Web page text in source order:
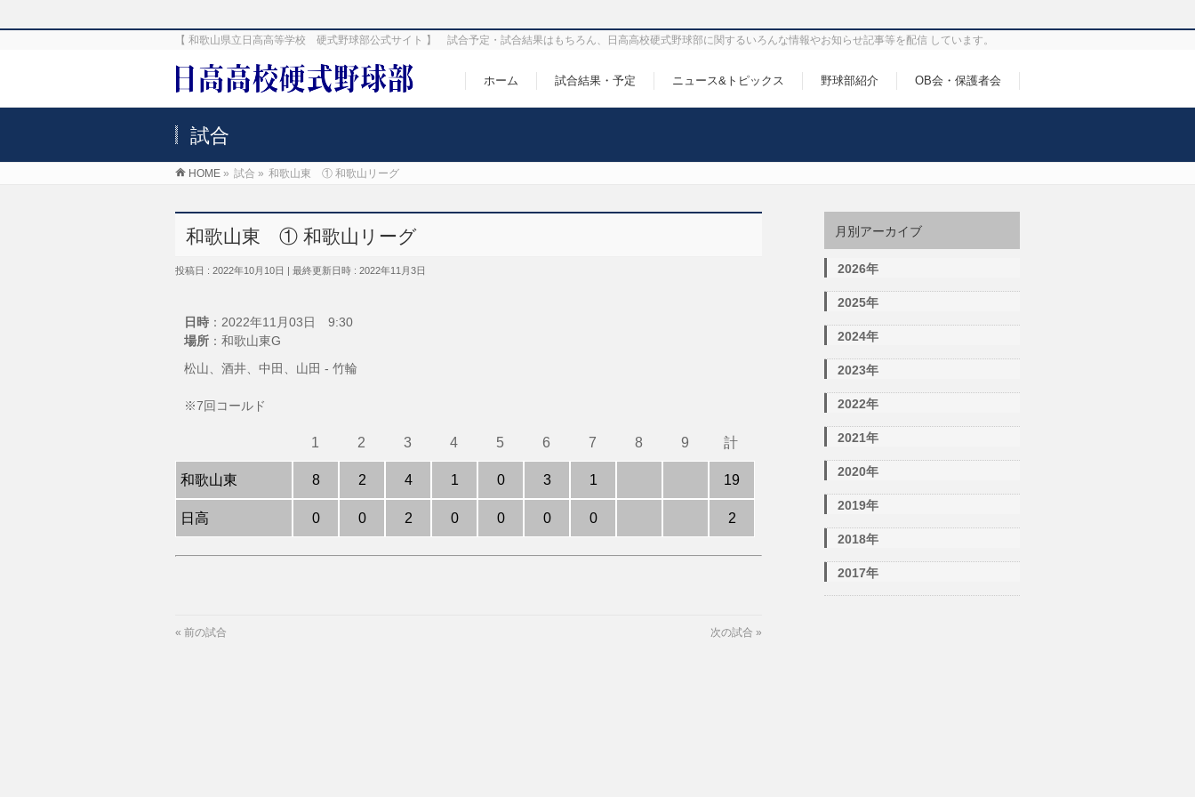
【 和歌山県立日高高等学校 硬式野球部公式サイト 】 試合予定・試合結果はもちろん、日高高校硬式野球部に関するいろんな情報やお知らせ記事等を配信 しています。
ホーム 試合結果・予定 ニュース&トピックス 野球部紹介 OB会・保護者会
試合
HOME » 試合 » 和歌山東 ① 和歌山リーグ
和歌山東 ① 和歌山リーグ
投稿日 : 2022年10月10日 最終更新日時 : 2022年11月3日
日時 ：2022年11月03日 9:30
場所 ：和歌山東G
松山、酒井、中田、山田 - 竹輪
※7回コールド
和歌山東
日高
1
8
0
2
2
0
3
4
2
4
1
0
5
0
0
6
3
0
7
1
0
8 9 計
19
2
« 前の試合 次の試合 »
月別アーカイブ
2026年
2025年
2024年
2023年
2022年
2021年
2020年
2019年
2018年
2017年